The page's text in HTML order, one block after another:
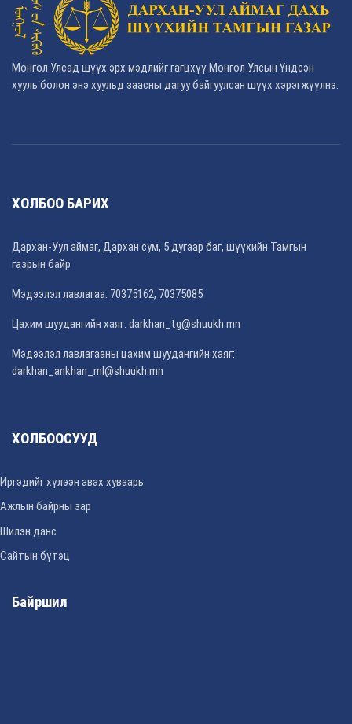
Монгол Улсад шүүх эрх мэдлийг гагцхүү Монгол Улсын Үндсэн
хууль болон энэ хуульд заасны дагуу байгуулсан шүүх хэрэгжүүлнэ.
ХОЛБОО БАРИХ
Дархан-Уул аймаг, Дархан сум, 5 дугаар баг, шүүхийн Тамгын
газрын байр
Мэдээлэл лавлагаа: 70375162, 70375085
Цахим шуудангийн хаяг: darkhan_tg@shuukh.mn
Мэдээлэл лавлагааны цахим шуудангийн хаяг:
darkhan_ankhan_ml@shuukh.mn
ХОЛБООСУУД
Иргэдийг хүлээн авах хуваарь
Ажлын байрны зар
Шилэн данс
Сайтын бүтэц
Байршил